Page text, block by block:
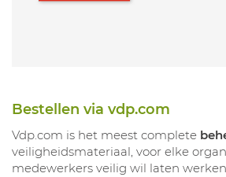
Bestellen via vdp.com
Vdp.com is het meest complete
veiligheidsmateriaal, voor elke
medewerkers veilig wil laten werken.